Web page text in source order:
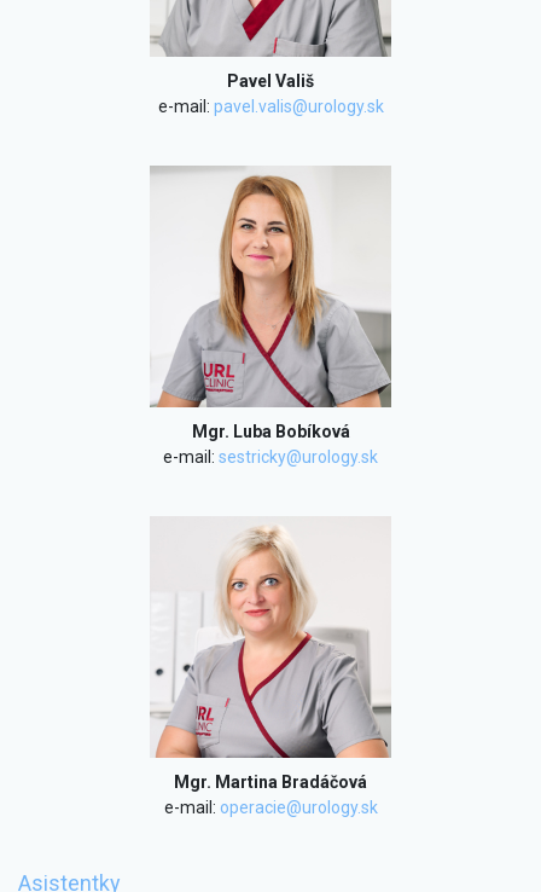
Pavel Vališ
e-mail: pavel.valis@urology.sk
Mgr. Luba Bobíková
e-mail: sestricky@urology.sk
Mgr. Martina Bradáčová
e-mail: operacie@urology.sk
Asistentky